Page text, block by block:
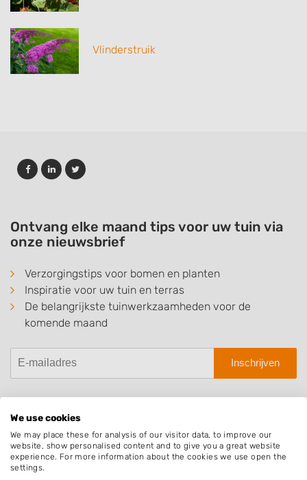
Vlinderstruik
Ontvang elke maand tips voor uw tuin via
onze nieuwsbrief
Verzorgingstips voor bomen en planten
Inspiratie voor uw tuin en terras
De belangrijkste tuinwerkzaamheden voor de
komende maand
Inschrijven
Hovenier.nl
Adverteren
Algemene voorwaarden
We use cookies
We may place these for analysis of our visitor data, to improve our
website, show personalised content and to give you a great website
experience. For more information about the cookies we use open the
settings.